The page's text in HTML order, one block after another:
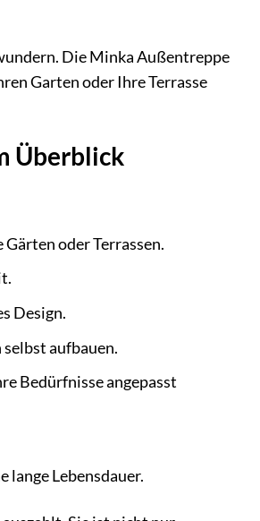
Die Minka Außentreppe
Garten oder Ihre Terrasse
Überblick
oder Terrassen.
Design.
aufbauen.
Bedürfnisse angepasst
Lebensdauer.